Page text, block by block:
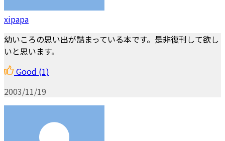
xipapa
幼いころの思い出が詰まっている本です。是非復刊して欲し
いと思います。
Good (1)
2003/11/19